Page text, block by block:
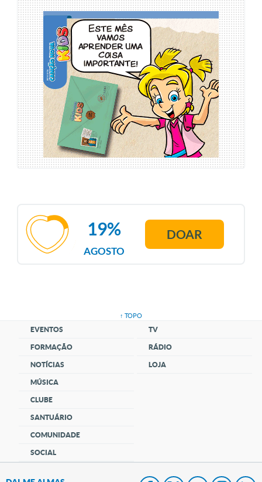
AGOSTO
19% DOAR
↑ TOPO
EVENTOS
FORMAÇÃO
NOTÍCIAS
MÚSICA
CLUBE
SANTUÁRIO
COMUNIDADE
SOCIAL
TV
RÁDIO
LOJA